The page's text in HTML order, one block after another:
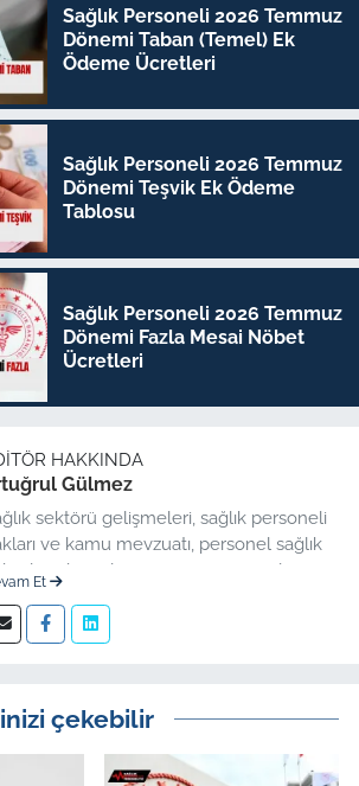
Sağlık Personeli 2026 Temmuz
Dönemi Taban (Temel) Ek
Ödeme Ücretleri
Sağlık Personeli 2026 Temmuz
Dönemi Teşvik Ek Ödeme
Tablosu
Sağlık Personeli 2026 Temmuz
Dönemi Fazla Mesai Nöbet
Ücretleri
HAKKINDA
Gülmez
sektörü gelişmeleri, sağlık personeli
ve kamu mevzuatı, personel sağlık
düzenleme üzerine uzmanlaşmış
Et
çekebilir